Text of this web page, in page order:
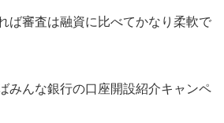
ば審査は融資に比べてかなり柔軟で
みんな銀行の口座開設紹介キャンペ